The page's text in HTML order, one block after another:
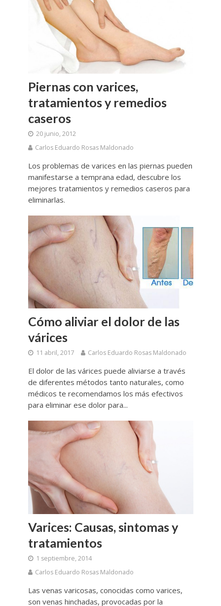
Piernas con varices,
tratamientos y remedios
caseros
20 junio, 2012
Carlos Eduardo Rosas Maldonado
Los problemas de varices en las piernas pueden
manifestarse a temprana edad, descubre los
mejores tratamientos y remedios caseros para
eliminarlas.
Cómo aliviar el dolor de las
várices
11 abril, 2017 Carlos Eduardo Rosas Maldonado
El dolor de las várices puede aliviarse a través
de diferentes métodos tanto naturales, como
médicos te recomendamos los más efectivos
para eliminar ese dolor para...
Varices: Causas, sintomas y
tratamientos
1 septiembre, 2014
Carlos Eduardo Rosas Maldonado
Las venas varicosas, conocidas como varices,
son venas hinchadas, provocadas por la